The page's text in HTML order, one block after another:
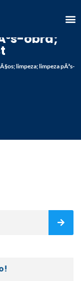
obra;
limpeza; limpeza pÃ³s-